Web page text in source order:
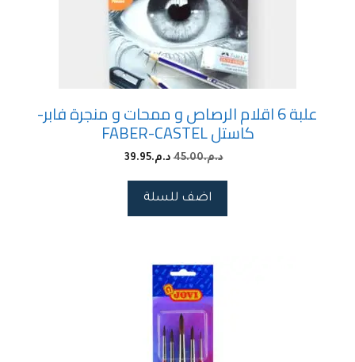
علبة 6 اقلام الرصاص و ممحات و منجرة فابر-
كاستل FABER-CASTEL
د.م.45.00 د.م.39.95
اضف للسلة